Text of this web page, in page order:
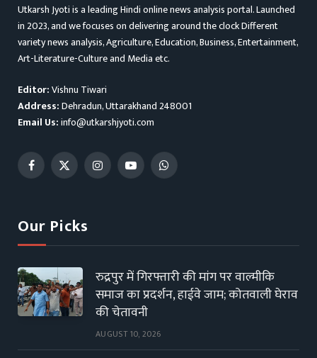
Utkarsh Jyoti is a leading Hindi online news analysis portal. Launched
in 2023, and we focuses on delivering around the clock Different
variety news analysis, Agriculture, Education, Business, Entertainment,
Art-Literature-Culture and Media etc.
Editor:Vishnu Tiwari
Address:Dehradun, Uttarakhand 248001
Email Us:info@utkarshjyoti.com
Facebook
X
InstagramYouTubeWhatsApp
Our Picks
रुद्रपुर में गिरफ्तारी की मांग पर वाल्मीकि
समाज का प्रदर्शन, हाईवे जाम; कोतवाली घेराव
की चेतावनी
AUGUST 10, 2026